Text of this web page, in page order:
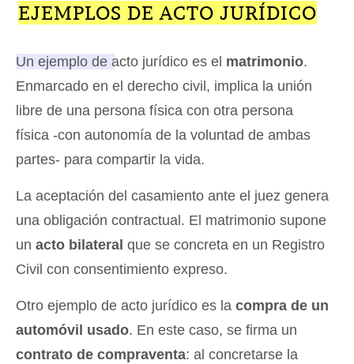
EJEMPLOS DE ACTO JURÍDICO
Un ejemplo de acto jurídico es el matrimonio.
Enmarcado en el derecho civil, implica la unión
libre de una persona física con otra persona
física -con autonomía de la voluntad de ambas
partes- para compartir la vida.
La aceptación del casamiento ante el juez genera
una obligación contractual. El matrimonio supone
un acto bilateral que se concreta en un Registro
Civil con consentimiento expreso.
Otro ejemplo de acto jurídico es la compra de un
automóvil usado. En este caso, se firma un
contrato de compraventa: al concretarse la